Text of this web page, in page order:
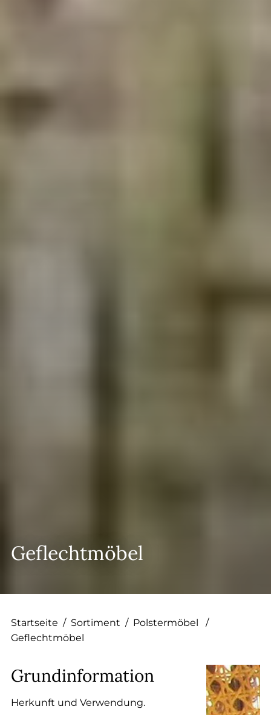
Geflechtmöbel
Startseite / Sortiment / Polstermöbel
/
Geflechtmöbel
Grundinformation
Herkunft und Verwendung.